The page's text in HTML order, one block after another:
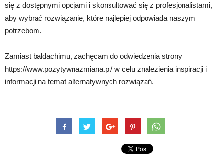
się z dostępnymi opcjami i skonsultować się z profesjonalistami,
aby wybrać rozwiązanie, które najlepiej odpowiada naszym
potrzebom.
Zamiast baldachimu, zachęcam do odwiedzenia strony
https://www.pozytywnazmiana.pl/ w celu znalezienia inspiracji i
informacji na temat alternatywnych rozwiązań.